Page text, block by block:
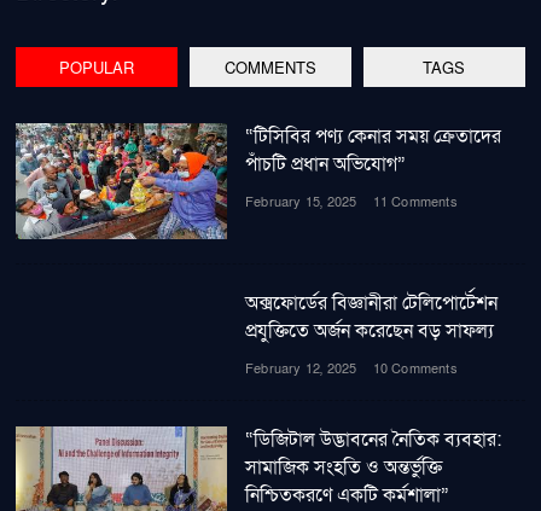
POPULAR COMMENTS TAGS
“টিসিবির পণ্য কেনার সময় ক্রেতাদের
পাঁচটি প্রধান অভিযোগ”
February 15, 2025 11 Comments
অক্সফোর্ডের বিজ্ঞানীরা টেলিপোর্টেশন
প্রযুক্তিতে অর্জন করেছেন বড় সাফল্য
February 12, 2025 10 Comments
“ডিজিটাল উদ্ভাবনের নৈতিক ব্যবহার:
সামাজিক সংহতি ও অন্তর্ভুক্তি
নিশ্চিতকরণে একটি কর্মশালা”